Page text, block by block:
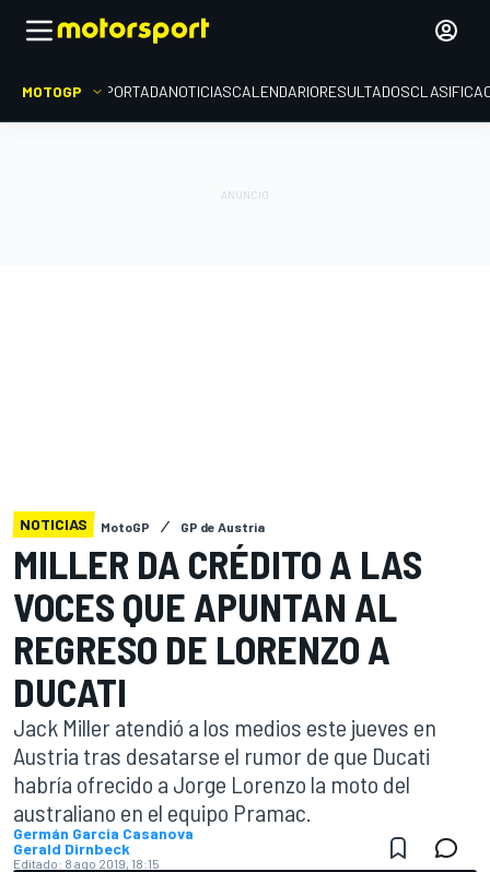
MOTOGP PORTADANOTICIASCALENDARIORESULTADOS
NOTICIAS MotoGP GP de Austria
MILLER DA CRÉDITO A LAS
VOCES QUE APUNTAN AL
REGRESO DE LORENZO A
DUCATI
Jack Miller atendió a los medios este jueves en
Austria tras desatarse el rumor de que Ducati
habría ofrecido a Jorge Lorenzo la moto del
australiano en el equipo Pramac.
Germán Garcia Casanova
Gerald Dirnbeck
Editado: 8 ago 2019, 18:15